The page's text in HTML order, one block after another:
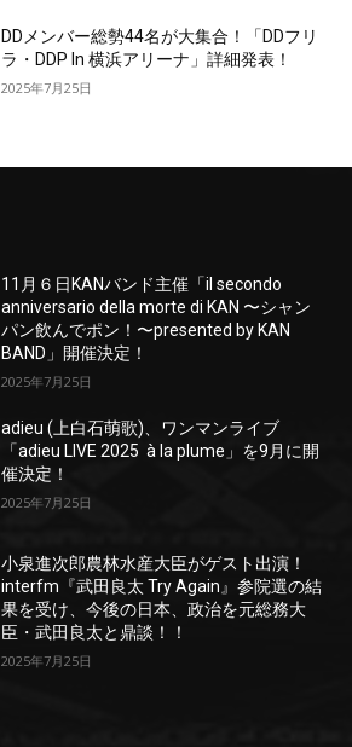
DDメンバー総勢44名が大集合！「DDフリ
ラ・DDP In 横浜アリーナ」詳細発表！
2025年7月25日
11月６日KANバンド主催「il secondo
anniversario della morte di KAN 〜シャン
パン飲んでポン！〜presented by KAN
BAND」開催決定！
2025年7月25日
adieu (上白石萌歌)、ワンマンライブ
「adieu LIVE 2025 à la plume」を9月に開
催決定！
2025年7月25日
小泉進次郎農林水産大臣がゲスト出演！
interfm『武田良太 Try Again』参院選の結
果を受け、今後の日本、政治を元総務大
臣・武田良太と鼎談！！
2025年7月25日